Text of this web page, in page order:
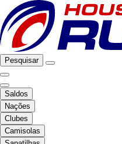
Pesquisar
Saldos
Nações
Clubes
Camisolas